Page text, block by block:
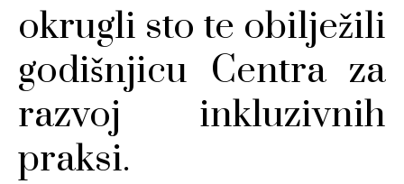
okrugli sto te obilježili
godišnjicu Centra za
razvoj inkluzivnih
praksi.